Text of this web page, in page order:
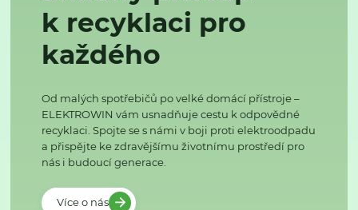
k recyklaci pro
každého
Od malých spotřebičů po velké domácí přístroje –
ELEKTROWIN vám usnadňuje cestu k odpovědné
recyklaci. Spojte se s námi v boji proti elektroodpadu
a přispějte ke zdravějšímu životnímu prostředí pro
nás i budoucí generace.
Více o nás